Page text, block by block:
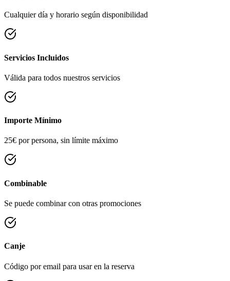
Cualquier día y horario según disponibilidad
Servicios Incluidos
Válida para todos nuestros servicios
Importe Mínimo
25€ por persona, sin límite máximo
Combinable
Se puede combinar con otras promociones
Canje
Código por email para usar en la reserva